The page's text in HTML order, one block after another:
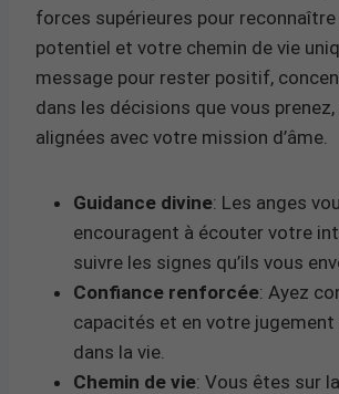
forces supérieures pour
potentiel et votre chemin de vie
message pour rester positif,
dans les décisions que vous
alignées avec votre mission d’âme.
Guidance divine: Les anges
encouragent à écouter votre
suivre les signes qu’ils vous
Confiance renforcée: Ayez
capacités et en votre jugement
dans la vie.
Chemin de vie: Vous êtes sur